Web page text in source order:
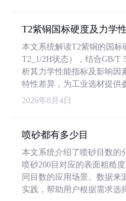
T2紫铜国标硬度及力学
本文系统解读T2紫铜的国标
T2_1/2H状态），结合GB/T
析其力学性能指标及影响因
特性差异，为工业选材提供
2026年8月4日
喷砂都有多少目
本文系统介绍了喷砂目数的
喷砂200目对应的表面粗糙
同目数的应用场景。数据来
实践，帮助用户根据需求选